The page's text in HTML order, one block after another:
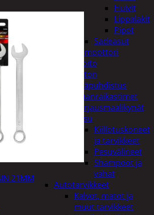
Huivit
Lippalakit
Pipot
Sadeasut
Auto, vene ja moottori
Autonhoito
Auton
sisäpuhdistus
Ilmanraikastimet
Korjausmaalikynät
Pesu
Kiillotuskoneet
ja tarvikkeet
Pesuvälineet
Shampoot ja
vahat
Autotarvikkeet
Kalvot, matot ja
muut tarvikkeet
21MM